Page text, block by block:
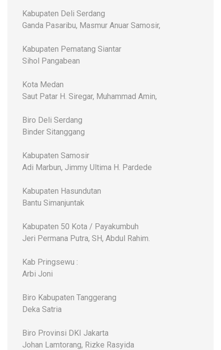
Kabupaten Deli Serdang
Ganda Pasaribu, Masmur Anuar Samosir,
Kabupaten Pematang Siantar
Sihol Pangabean
Kota Medan
Saut Patar H. Siregar, Muhammad Amin,
Biro Deli Serdang
Binder Sitanggang
Kabupaten Samosir
Adi Marbun, Jimmy Ultima H. Pardede
Kabupaten Hasundutan
Bantu Simanjuntak
Kabupaten 50 Kota / Payakumbuh
Jeri Permana Putra, SH, Abdul Rahim.
Kab Pringsewu :
Arbi Joni
Biro Kabupaten Tanggerang
Deka Satria
Biro Provinsi DKI Jakarta
Johan Lamtorang, Rizke Rasyida